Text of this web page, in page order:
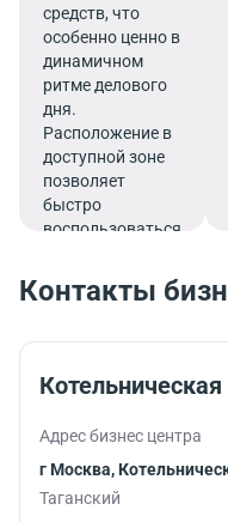
средств, что
особенно ценно в
динамичном
ритме делового
дня.
Расположение в
доступной зоне
позволяет
быстро
воспользоваться
Контакты
Котельническая
Адрес бизнес центра
г Москва,
Таганский